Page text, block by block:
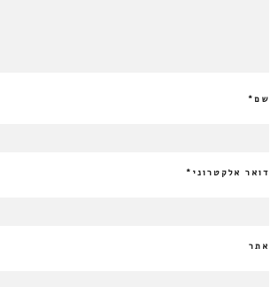
שם*
דואר אלקטרוני *
אתר